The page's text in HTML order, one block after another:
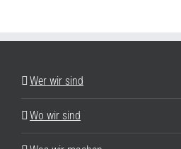
Wer wir sind
Wo wir sind